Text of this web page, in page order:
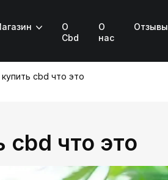
О
Cbd
О
нас
Отзывы
cbd что это
cbd что это